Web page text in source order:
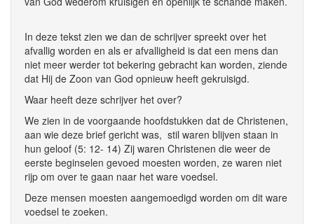
In deze tekst zien we dan de schrijver spreekt over het
afvallig worden en als er afvalligheid is dat een mens dan
niet meer werder tot bekering gebracht kan worden, ziende
dat Hij de Zoon van God opnieuw heeft gekruisigd.
Waar heeft deze schrijver het over?
We zien in de voorgaande hoofdstukken dat de Christenen,
aan wie deze brief gericht was, stil waren blijven staan in
hun geloof (5: 12- 14) Zij waren Christenen die weer de
eerste beginselen gevoed moesten worden, ze waren niet
rijp om over te gaan naar het ware voedsel.
Deze mensen moesten aangemoedigd worden om dit ware
voedsel te zoeken.